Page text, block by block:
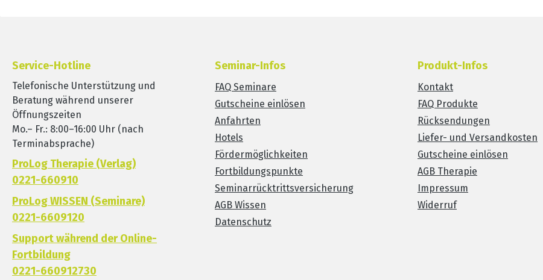
Service-Hotline
Telefonische Unterstützung und
Beratung während unserer
Öffnungszeiten
Mo.– Fr.: 8:00–16:00 Uhr (nach
Terminabsprache)
ProLog Therapie (Verlag)
0221-660910
ProLog WISSEN (Seminare)
0221-6609120
Support während der Online-
Fortbildung
0221-660912730
Seminar-Infos
FAQ Seminare
Gutscheine einlösen
Anfahrten
Hotels
Fördermöglichkeiten
Fortbildungspunkte
Seminarrücktrittsversicherung
AGB Wissen
Datenschutz
Produkt-Infos
Kontakt
FAQ Produkte
Rücksendungen
Liefer- und Versandkosten
Gutscheine einlösen
AGB Therapie
Impressum
Widerruf